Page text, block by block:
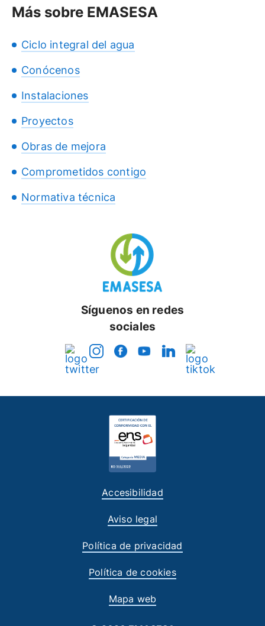
Más sobre EMASESA
Ciclo integral del agua
Conócenos
Instalaciones
Proyectos
Obras de mejora
Comprometidos contigo
Normativa técnica
Síguenos en redes
sociales
Accesibilidad
Aviso legal
Política de privacidad
Política de cookies
Mapa web